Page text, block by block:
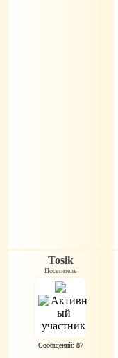
Tosik
Посетитель
Сообщений: 87